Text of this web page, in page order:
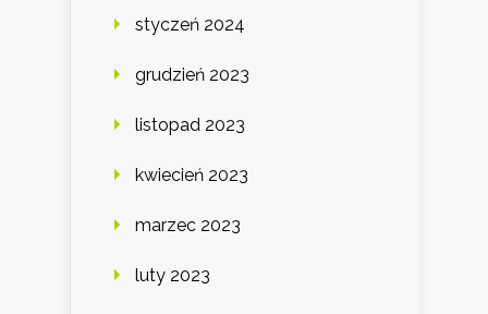
styczeń 2024
grudzień 2023
listopad 2023
kwiecień 2023
marzec 2023
luty 2023